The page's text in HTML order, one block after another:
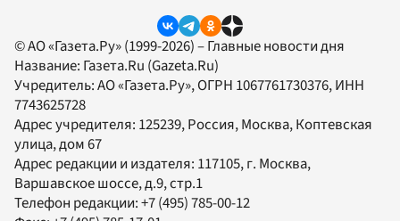
© АО «Газета.Ру» (1999-2026) – Главные новости дня
Название: Газета.Ru (Gazeta.Ru)
Учредитель:АО «Газета.Ру», ОГРН 1067761730376, ИНН
7743625728
Адрес учредителя: 125239, Россия, Москва, Коптевская
улица, дом 67
Адрес редакции и издателя: 117105, г. Москва,
Варшавское шоссе, д.9, стр.1
Телефон редакции:+7 (495) 785-00-12